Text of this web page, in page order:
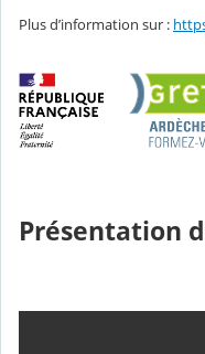
Plus d’information sur :
Présentation